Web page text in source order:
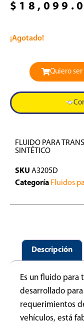
$
¡Agotado!
Quiero
FLUIDO PARA
SINTÉTICO
SKU A3205D
Categoría Fluidos
Descripción
Es un fluido para
desarrollado
requerimientos
vehículos, está